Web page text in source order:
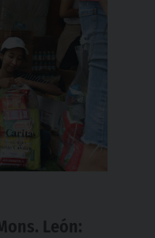
León: